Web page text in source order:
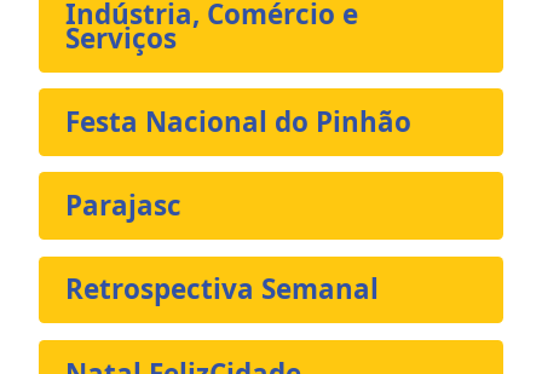
Indústria, Comércio e
Serviços
Festa Nacional do Pinhão
Parajasc
Retrospectiva Semanal